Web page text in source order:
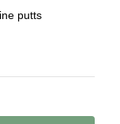
putts